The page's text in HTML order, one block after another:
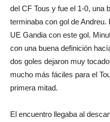
del CF Tous y fue el 1-0, una
terminaba con gol de
UE Gandia con este gol.
con una buena definición
dos goles dejaron muy
mucho más fáciles para el
primera mitad.
El encuentro llegaba al